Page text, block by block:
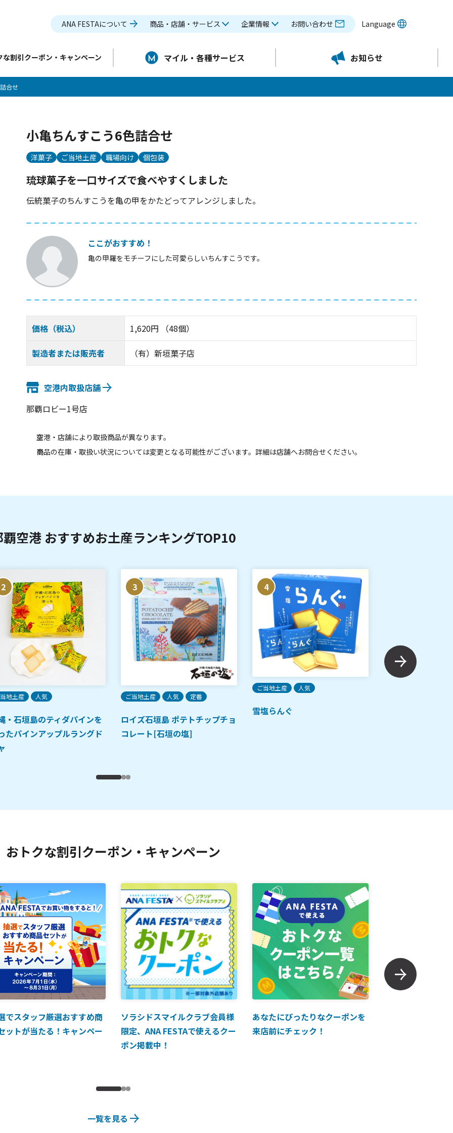
ANA FESTAについて 商品・店舗・サービス 企業情報 お問い合わせ Language
な割引クーポン・キャンペーン マイル・各種サービス お知らせ
合せ
小亀ちんすこう6色詰合せ
洋菓子 ご当地土産 職場向け 個包装
琉球菓子を一口サイズで食べやすくしました
伝統菓子のちんすこうを亀の甲をかたどってアレンジしました。
ここがおすすめ！
亀の甲羅をモチーフにした可愛らしいちんすこうです。
価格（税込） 1,620円 （48個）
製造者または販売者 （有）新垣菓子店
空港内取扱店舗
那覇ロビー1号店
空港・店舗により取扱商品が異なります。
商品の在庫・取扱い状況については変更となる可能性がございます。詳細は店舗へお問合せください。
空港 おすすめお土産ランキングTOP10
2
地土産 人気
・石垣島のティダパインを
たパインアップルラングド
3
ご当地土産 人気 定番
ロイズ石垣島 ポテトチップチョ
コレート[石垣の塩]
4
ご当地土産 人気
雪塩らんぐ
おトクな割引クーポン・キャンペーン
でスタッフ厳選おすすめ商
ットが当たる！キャンペー
ソラシドスマイルクラブ会員様
限定、ANA FESTAで使えるクー
ポン掲載中！
あなたにぴったりなクーポンを
来店前にチェック！
一覧を見る